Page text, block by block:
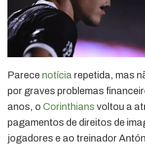
Parece notícia repetida, mas
por graves problemas
anos, o Corinthians voltou a
pagamentos de direitos de
jogadores e ao treinador